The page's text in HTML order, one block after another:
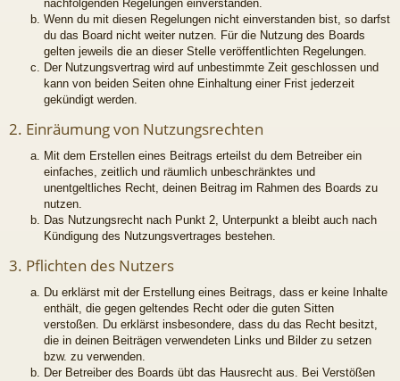
nachfolgenden Regelungen einverstanden.
Wenn du mit diesen Regelungen nicht einverstanden bist, so darfst
du das Board nicht weiter nutzen. Für die Nutzung des Boards
gelten jeweils die an dieser Stelle veröffentlichten Regelungen.
Der Nutzungsvertrag wird auf unbestimmte Zeit geschlossen und
kann von beiden Seiten ohne Einhaltung einer Frist jederzeit
gekündigt werden.
2. Einräumung von Nutzungsrechten
Mit dem Erstellen eines Beitrags erteilst du dem Betreiber ein
einfaches, zeitlich und räumlich unbeschränktes und
unentgeltliches Recht, deinen Beitrag im Rahmen des Boards zu
nutzen.
Das Nutzungsrecht nach Punkt 2, Unterpunkt a bleibt auch nach
Kündigung des Nutzungsvertrages bestehen.
3. Pflichten des Nutzers
Du erklärst mit der Erstellung eines Beitrags, dass er keine Inhalte
enthält, die gegen geltendes Recht oder die guten Sitten
verstoßen. Du erklärst insbesondere, dass du das Recht besitzt,
die in deinen Beiträgen verwendeten Links und Bilder zu setzen
bzw. zu verwenden.
Der Betreiber des Boards übt das Hausrecht aus. Bei Verstößen